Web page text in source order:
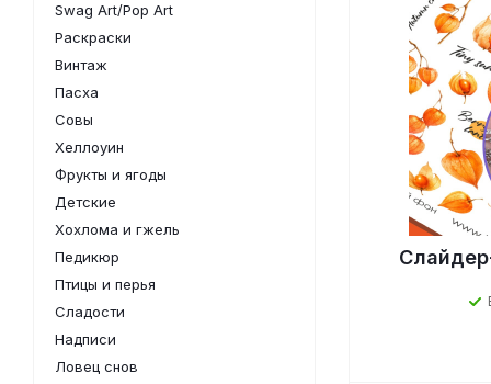
Swag Art/Pop Art
Раскраски
Винтаж
Пасха
Совы
Хеллоуин
Фрукты и ягоды
Детские
Хохлома и гжель
Педикюр
Птицы и перья
Сладости
Надписи
Ловец снов